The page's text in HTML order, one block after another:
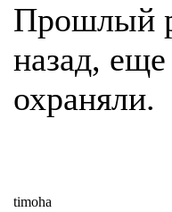
Прошлый
назад,
охраняли.
timoha